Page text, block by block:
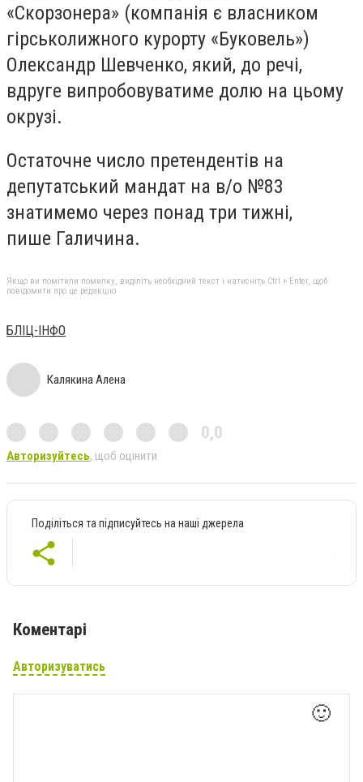
«Скорзонера» (компанія є власником
гірськолижного курорту «Буковель»)
Олександр Шевченко, який, до речі,
вдруге випробовуватиме долю на цьому
окрузі.
Остаточне число претендентів на
депутатський мандат на в/о №83
знатимемо через понад три тижні,
пише Галичина.
Якщо ви помітили помилку, виділіть необхідний текст і натисніть Ctrl + Enter, щоб
повідомити про це редакцію
БЛІЦ-ІНФО
Калякина Алена
0,0
Авторизуйтесь, щоб оцінити
Поділіться та підписуйтесь на наші джерела
Коментарі
Авторизуватись
🙂